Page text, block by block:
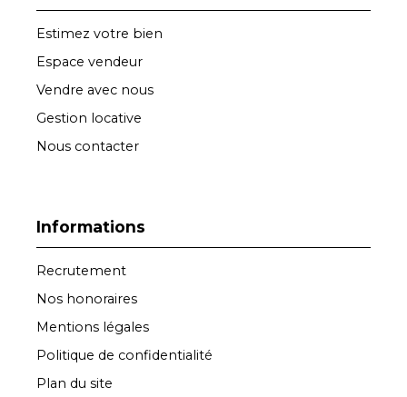
Estimez votre bien
Espace vendeur
Vendre avec nous
Gestion locative
Nous contacter
Informations
Recrutement
Nos honoraires
Mentions légales
Politique de confidentialité
Plan du site